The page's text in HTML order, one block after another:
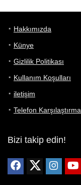
Hakkımızda
Künye
Gizlilik Politikası
Kullanım Koşulları
iletişim
Telefon Karşılaştırma
Bizi takip edin!